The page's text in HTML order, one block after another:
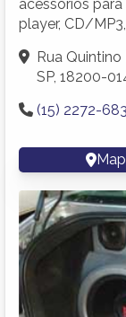
acessórios
player, CD/
Rua
SP, 18200-
(15) 2272-